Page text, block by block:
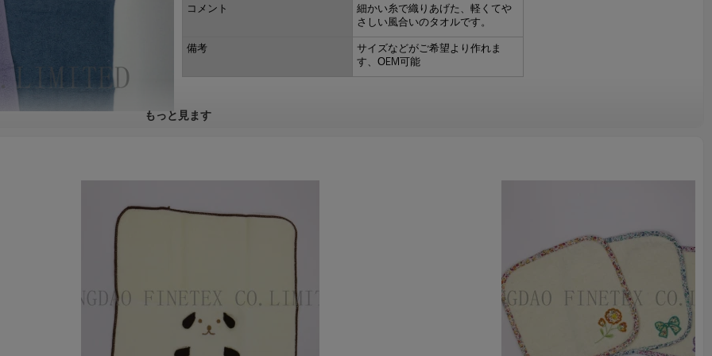
コメント
細かい糸で織りあげた、軽くてや
さしい風合いのタオルです。
備考
サイズなどがご希望より作れま
す、ОEM可能
もっと見ます